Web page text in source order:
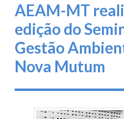
AEAM-MT
edição do
Gestão
Nova Mutum